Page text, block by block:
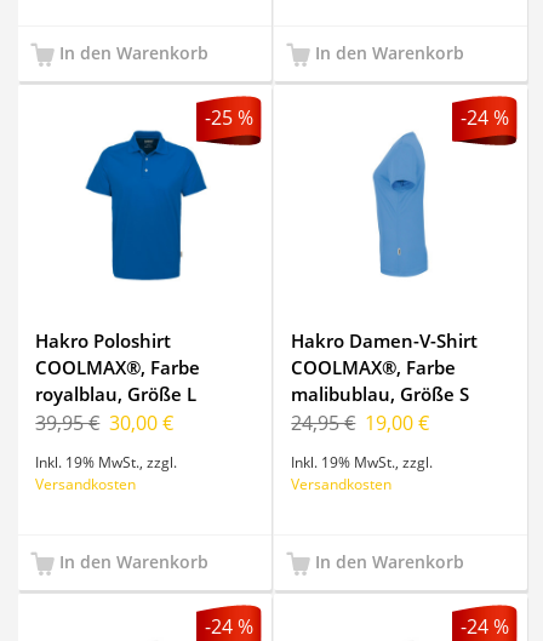
In den Warenkorb In den Warenkorb
-25 %
Hakro Poloshirt
COOLMAX®, Farbe
royalblau, Größe L
39,95 € 30,00 €
Inkl. 19% MwSt. ,zzgl.
Versandkosten
In den Warenkorb
-24 %
Hakro Damen-V-Shirt
COOLMAX®, Farbe
malibublau, Größe S
24,95 € 19,00 €
Inkl. 19% MwSt. ,zzgl.
Versandkosten
In den Warenkorb
-24 % -24 %